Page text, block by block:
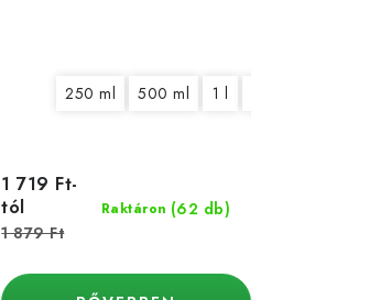
20 l250 ml 500 ml 1 l
Raktáron (62 db)
1 719 Ft-
tól
1 879 Ft